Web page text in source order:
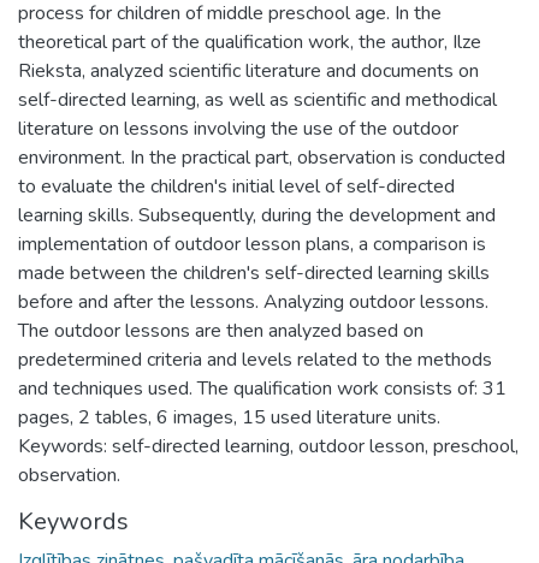
process for children of middle preschool age. In the
theoretical part of the qualification work, the author, Ilze
Rieksta, analyzed scientific literature and documents on
self-directed learning, as well as scientific and methodical
literature on lessons involving the use of the outdoor
environment. In the practical part, observation is conducted
to evaluate the children's initial level of self-directed
learning skills. Subsequently, during the development and
implementation of outdoor lesson plans, a comparison is
made between the children's self-directed learning skills
before and after the lessons. Analyzing outdoor lessons.
The outdoor lessons are then analyzed based on
predetermined criteria and levels related to the methods
and techniques used. The qualification work consists of: 31
pages, 2 tables, 6 images, 15 used literature units.
Keywords: self-directed learning, outdoor lesson, preschool,
observation.
Keywords